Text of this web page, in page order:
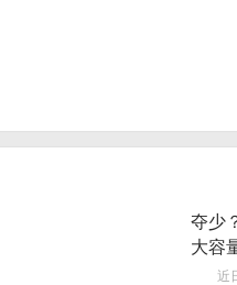
夺少
大容
近日